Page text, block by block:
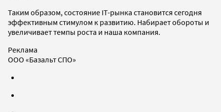
Таким образом, состояние IT-рынка становится сегодня
эффективным стимулом к развитию. Набирает обороты и
увеличивает темпы роста и наша компания.
Реклама
ООО «Базальт СПО»